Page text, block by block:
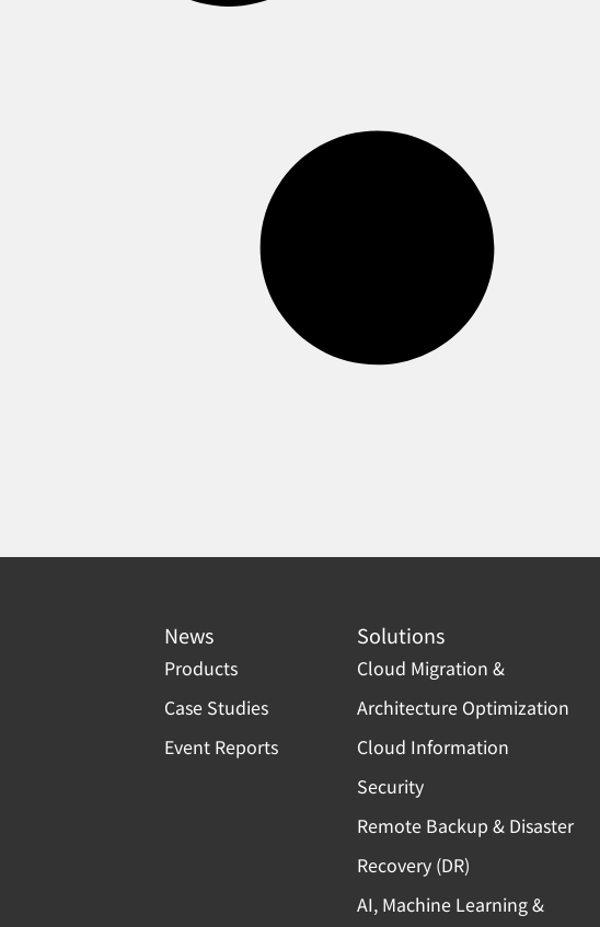
News
Products
Case Studies
Event Reports
Solutions
Cloud Migration &
Architecture Optimization
Cloud Information
Security
Remote Backup & Disaster
Recovery (DR)
AI, Machine Learning &